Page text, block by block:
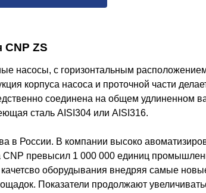
CNP ZS
насосы, с горизонтальным
корпуса насоса и проточной части
соединена на общем удлиненном
сталь AISI304 или AISI316.
в России. В компании высоко
CNP превысил 1 000 000 единиц
оборудывания внедряя самые
Показатели продолжают